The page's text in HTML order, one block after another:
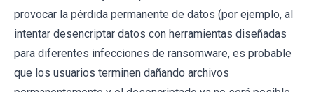
provocar la pérdida permanente de datos (por ejemplo, al
intentar desencriptar datos con herramientas diseñadas
para diferentes infecciones de ransomware, es probable
que los usuarios terminen dañando archivos